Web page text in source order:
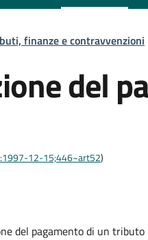
pane
finanze e contravvenzioni
del
12-15;446~art52)
del pagamento di un tributo